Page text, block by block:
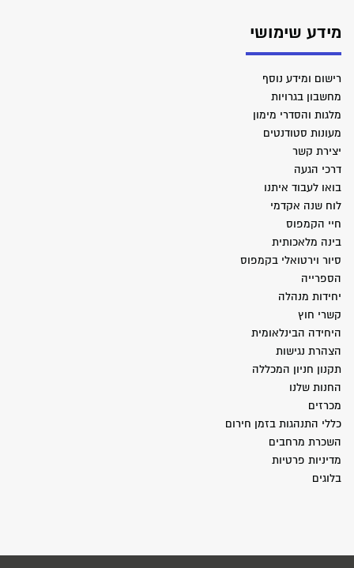
מידע שימושי
רישום ומידע נוסף
מחשבון בגרויות
מלגות והסדרי מימון
מעונות סטודנטים
יצירת קשר
דרכי הגעה
בואו לעבוד איתנו
לוח שנה אקדמי
חיי הקמפוס
בינה מלאכותית
סיור וירטואלי בקמפוס
הספרייה
יחידות מנהלה
קשרי חוץ
היחידה הבינלאומית
הצהרת נגישות
תקנון חניון המכללה
החנות שלנו
מכרזים
כללי התנהגות בזמן חירום
השכרת מרחבים
מדיניות פרטיות
בלוגים